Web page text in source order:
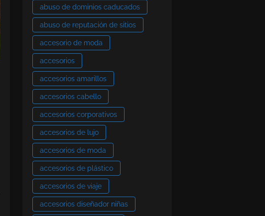
abuso de dominios caducados
abuso de reputación de sitios
accesorio de moda
accesorios
accesorios amarillos
accesorios cabello
accesorios corporativos
accesorios de lujo
accesorios de moda
accesorios de plástico
accesorios de viaje
accesorios diseñador niñas